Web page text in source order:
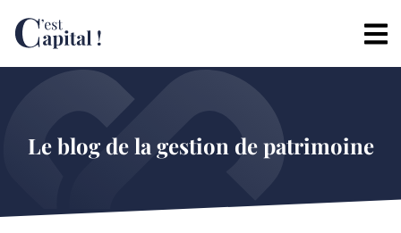
Le blog de la gestion de patrimoine